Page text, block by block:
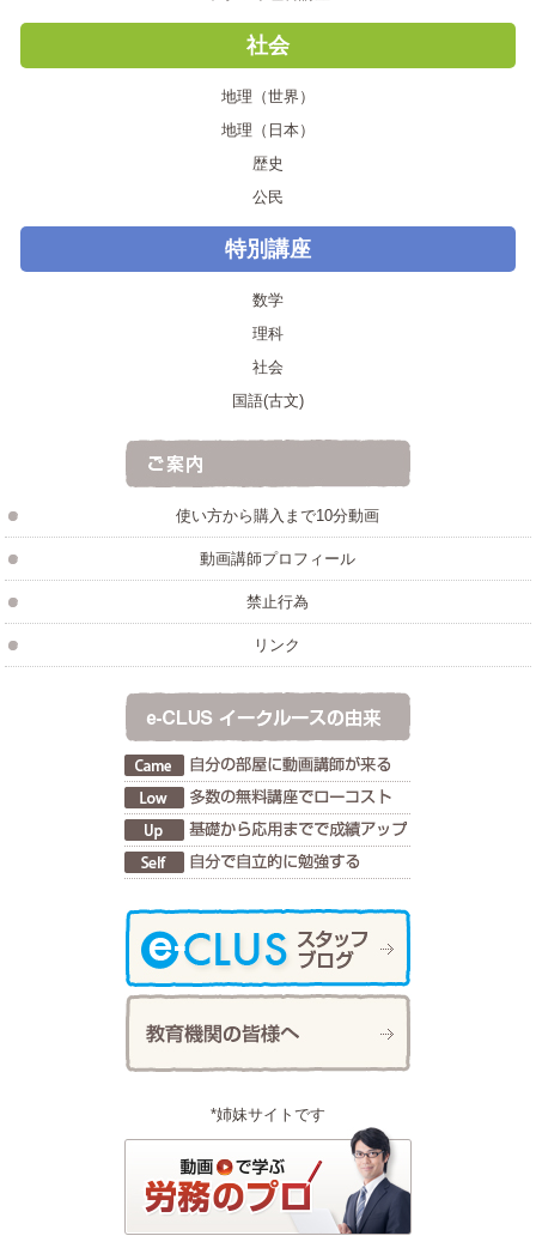
社会
地理（世界）
地理（日本）
歴史
公民
特別講座
数学
理科
社会
国語(古文)
使い方から購入まで10分動画
動画講師プロフィール
禁止行為
リンク
*姉妹サイトです